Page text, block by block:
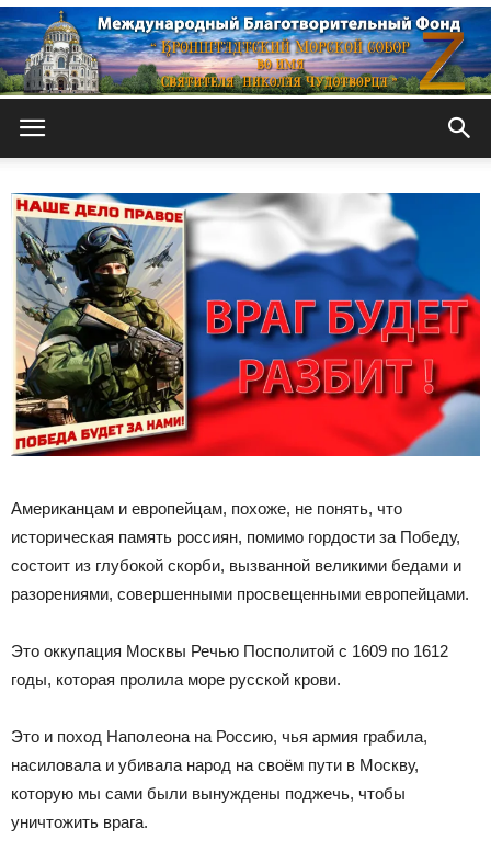
Морской
собор
Американцам и европейцам, похоже, не понять, что
историческая память россиян, помимо гордости за Победу,
состоит из глубокой скорби, вызванной великими бедами и
разорениями, совершенными просвещенными европейцами.
Это оккупация Москвы Речью Посполитой с 1609 по 1612
годы, которая пролила море русской крови.
Это и поход Наполеона на Россию, чья армия грабила,
насиловала и убивала народ на своём пути в Москву,
которую мы сами были вынуждены поджечь, чтобы
уничтожить врага.